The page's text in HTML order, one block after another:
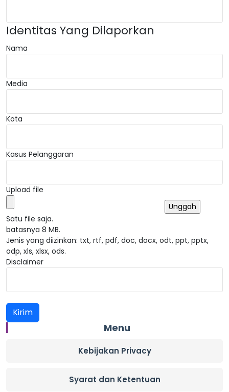
Identitas Yang Dilaporkan
Nama
Media
Kota
Kasus Pelanggaran
Upload file
Satu file saja.
batasnya 8 MB.
Jenis yang diizinkan: txt, rtf, pdf, doc, docx, odt, ppt, pptx,
odp, xls, xlsx, ods.
Disclaimer
Menu
Kebijakan Privacy
Syarat dan Ketentuan